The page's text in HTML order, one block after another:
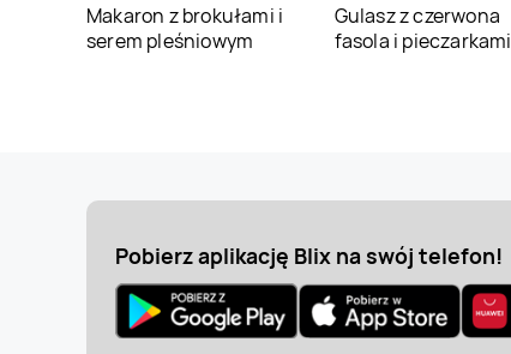
Makaron z brokułami i
serem pleśniowym
Gulasz z czerwona
fasola i pieczarkami
Pobierz aplikację Blix na swój telefon!